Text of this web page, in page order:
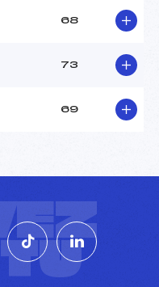
68
73
69